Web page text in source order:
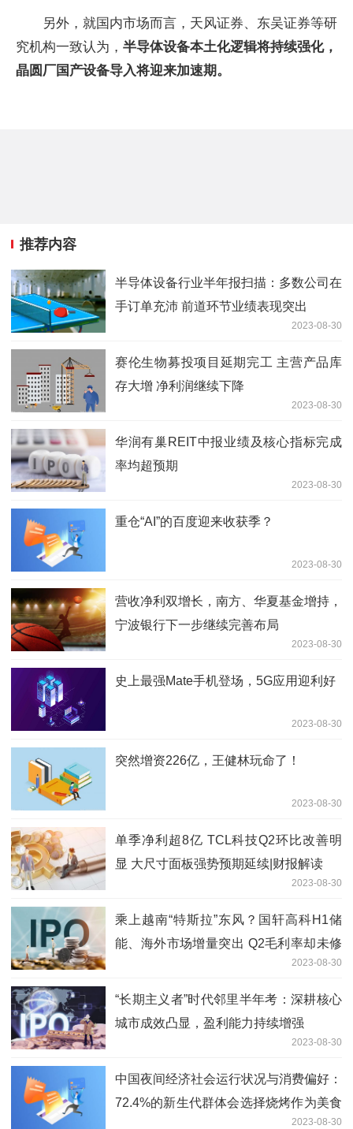
另外，就国内市场而言，天风证券、东吴证券等研
究机构一致认为， 半导体设备本土化逻辑将持续强化，
晶圆厂国产设备导入将迎来加速期。
推荐内容
半导体设备行业半年报扫描：多数公司在
手订单充沛 前道环节业绩表现突出
2023-08-30
赛伦生物募投项目延期完工 主营产品库
存大增 净利润继续下降
2023-08-30
华润有巢REIT中报业绩及核心指标完成
率均超预期
2023-08-30
重仓“AI”的百度迎来收获季？
2023-08-30
营收净利双增长，南方、华夏基金增持，
宁波银行下一步继续完善布局
2023-08-30
史上最强Mate手机登场，5G应用迎利好
2023-08-30
突然增资226亿，王健林玩命了！
2023-08-30
单季净利超8亿 TCL科技Q2环比改善明
显 大尺寸面板强势预期延续|财报解读
2023-08-30
乘上越南“特斯拉”东风？国轩高科H1储
能、海外市场增量突出 Q2毛利率却未修
2023-08-30
“长期主义者”时代邻里半年考：深耕核心
城市成效凸显，盈利能力持续增强
2023-08-30
中国夜间经济社会运行状况与消费偏好：
72.4%的新生代群体会选择烧烤作为美食
2023-08-30